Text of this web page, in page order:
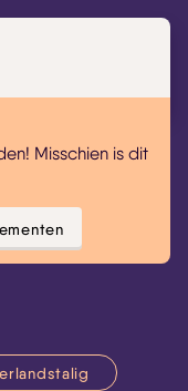
Misschien is dit